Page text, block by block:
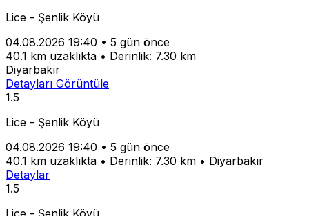
Lice - Şenlik Köyü
04.08.2026 19:40 • 5 gün önce
40.1 km uzaklıkta • Derinlik: 7.30 km
Diyarbakır
Detayları Görüntüle
1.5
Lice - Şenlik Köyü
04.08.2026 19:40 • 5 gün önce
40.1 km uzaklıkta • Derinlik: 7.30 km • Diyarbakır
Detaylar
1.5
Lice - Şenlik Köyü